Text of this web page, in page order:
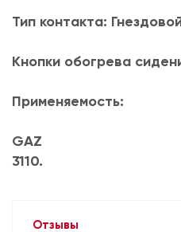
Тип контакта:
Кнопки обогрева
Применяемость:
GAZ
3110.
Отзывы